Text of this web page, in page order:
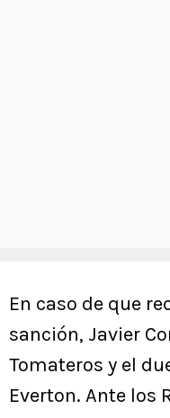
En caso de que
sanción, Javier
Tomateros y el
Everton. Ante los